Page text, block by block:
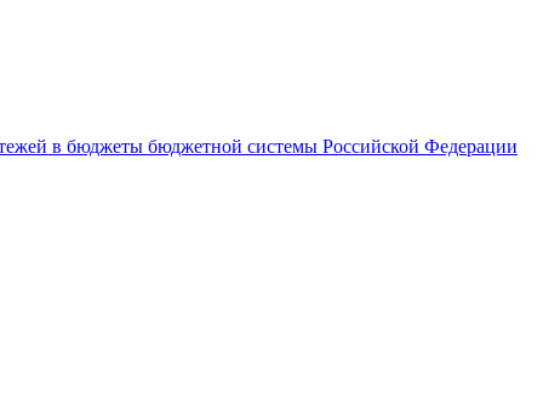
в бюджеты бюджетной системы Российской Федерации